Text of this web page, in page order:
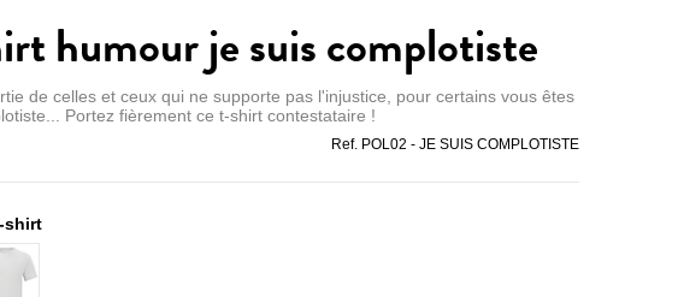
humour je suis complotiste
de celles et ceux qui ne supporte pas l'injustice, pour certains vous êtes
Portez fièrement ce t-shirt contestataire !
Ref. POL02 - JE SUIS COMPLOTISTE
shirt
Blanc